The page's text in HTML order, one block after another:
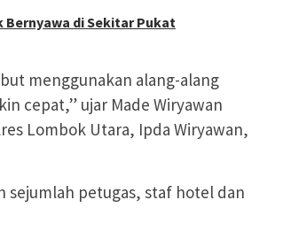
Bernyawa di Sekitar Pukat
menggunakan alang-alang
cepat,” ujar Made Wiryawan
Lombok Utara, Ipda Wiryawan,
sejumlah petugas, staf hotel dan